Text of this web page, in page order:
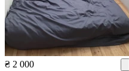
₴ 2 000